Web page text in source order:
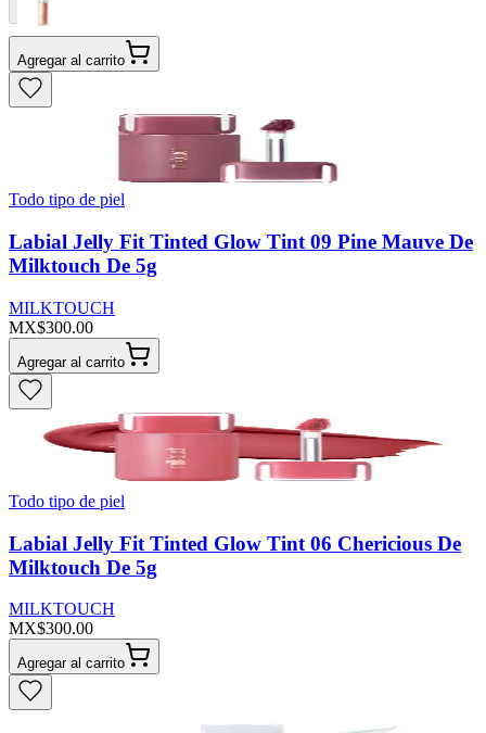
Agregar al carrito
Todo tipo de piel
Labial Jelly Fit Tinted Glow Tint 09 Pine Mauve De
Milktouch De 5g
MILKTOUCH
MX$300.00
Agregar al carrito
Todo tipo de piel
Labial Jelly Fit Tinted Glow Tint 06 Chericious De
Milktouch De 5g
MILKTOUCH
MX$300.00
Agregar al carrito